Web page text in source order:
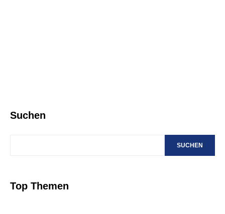
Suchen
SUCHEN
Top Themen